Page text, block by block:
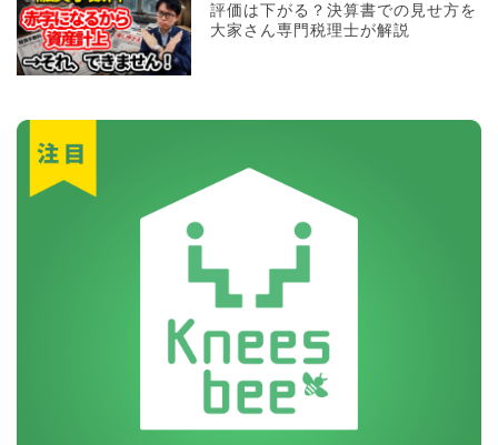
評価は下がる？決算書での見せ方を
大家さん専門税理士が解説